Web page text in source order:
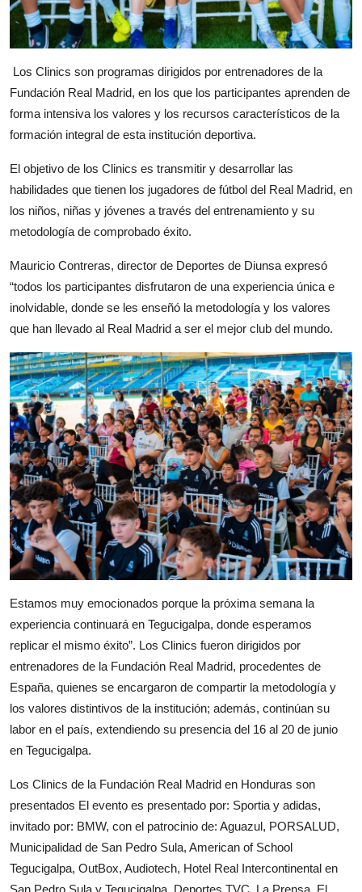
Los Clinics son programas dirigidos por entrenadores de la
Fundación Real Madrid, en los que los participantes aprenden de
forma intensiva los valores y los recursos característicos de la
formación integral de esta institución deportiva.
El objetivo de los Clinics es transmitir y desarrollar las
habilidades que tienen los jugadores de fútbol del Real Madrid, en
los niños, niñas y jóvenes a través del entrenamiento y su
metodología de comprobado éxito.
Mauricio Contreras, director de Deportes de Diunsa expresó
“todos los participantes disfrutaron de una experiencia única e
inolvidable, donde se les enseñó la metodología y los valores
que han llevado al Real Madrid a ser el mejor club del mundo.
Estamos muy emocionados porque la próxima semana la
experiencia continuará en Tegucigalpa, donde esperamos
replicar el mismo éxito”. Los Clinics fueron dirigidos por
entrenadores de la Fundación Real Madrid, procedentes de
España, quienes se encargaron de compartir la metodología y
los valores distintivos de la institución; además, continúan su
labor en el país, extendiendo su presencia del 16 al 20 de junio
en Tegucigalpa.
Los Clinics de la Fundación Real Madrid en Honduras son
presentados El evento es presentado por: Sportia y adidas,
invitado por: BMW, con el patrocinio de: Aguazul, PORSALUD,
Municipalidad de San Pedro Sula, American of School
Tegucigalpa, OutBox, Audiotech, Hotel Real Intercontinental en
San Pedro Sula y Tegucigalpa, Deportes TVC, La Prensa, El